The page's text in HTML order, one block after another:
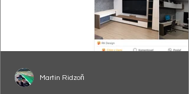
Martin Ridzoň